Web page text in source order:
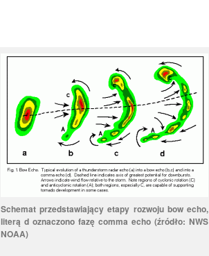
Schemat przedstawiający etapy rozwoju bow echo,
literą d oznaczono fazę comma echo (źródło: NWS
NOAA)